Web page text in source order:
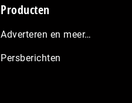
Producten
Adverteren en meer…
Persberichten